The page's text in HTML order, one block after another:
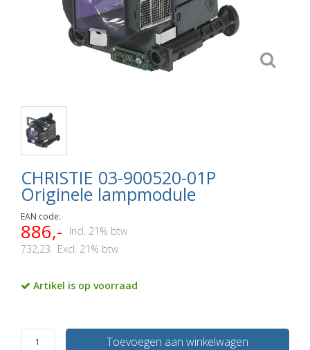
CHRISTIE 03-900520-01P
Originele lampmodule
EAN code:
886,-
Incl. 21% btw
732,23
Excl. 21% btw
Artikel is op voorraad
Toevoegen aan winkelwagen